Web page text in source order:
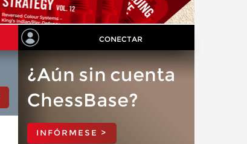
CONECTAR
¿Aún sin cuenta
ChessBase?
INFÓRMESE >